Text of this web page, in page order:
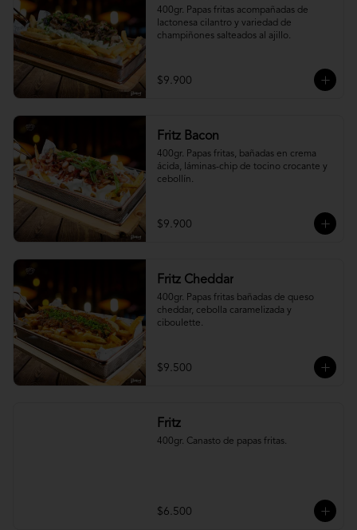
400gr. Papas fritas acompañadas de
lactonesa cilantro y variedad de
champiñones salteados al ajillo.
$9.900
Fritz Bacon
400gr. Papas fritas, bañadas en crema
ácida, láminas-chip de tocino crocante y
cebollín.
$9.900
Fritz Cheddar
400gr. Papas fritas bañadas de queso
cheddar, cebolla caramelizada y
ciboulette.
$9.500
Fritz
400gr. Canasto de papas fritas.
$6.500